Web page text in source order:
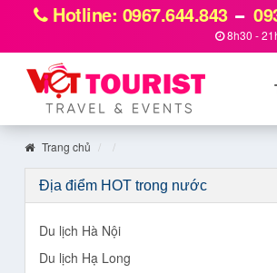
Hotline: 0967.644.843
8h30 -
Trang chủ
Địa điểm HOT trong nước
Du lịch Hà Nội
Du lịch Hạ Long